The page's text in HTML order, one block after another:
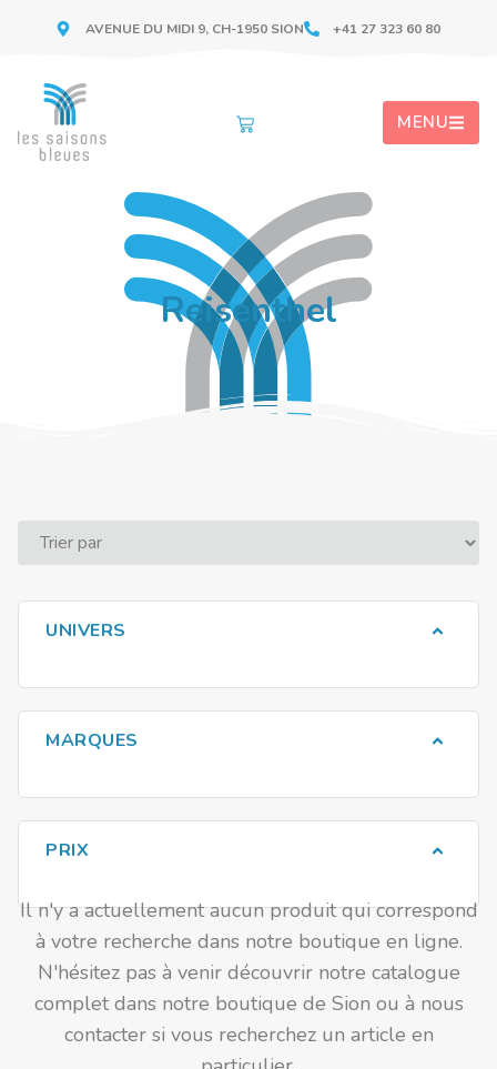
AVENUE DU MIDI 9, CH-1950 SION +41 27 323 60 80
MENU
Reisenthel
UNIVERS
MARQUES
PRIX
Il n'y a actuellement aucun produit qui correspond
à votre recherche dans notre boutique en ligne.
N'hésitez pas à venir découvrir notre catalogue
complet dans notre boutique de Sion ou à nous
contacter si vous recherchez un article en